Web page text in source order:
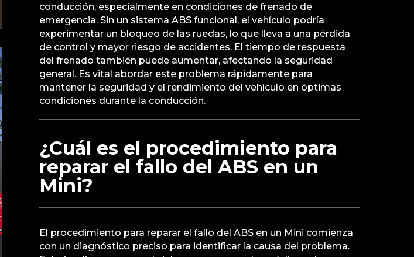
conducción, especialmente en condiciones de frenado de
emergencia. Sin un sistema ABS funcional, el vehículo podría
experimentar un bloqueo de las ruedas, lo que lleva a una pérdida
de control y mayor riesgo de accidentes. El tiempo de respuesta
del frenado también puede aumentar, afectando la seguridad
general. Es vital abordar este problema rápidamente para
mantener la seguridad y el rendimiento del vehículo en óptimas
condiciones durante la conducción.
¿Cuál es el procedimiento para
reparar el fallo del ABS en un
Mini?
El procedimiento para reparar el fallo del ABS en un Mini comienza
con un diagnóstico preciso para identificar la causa del problema.